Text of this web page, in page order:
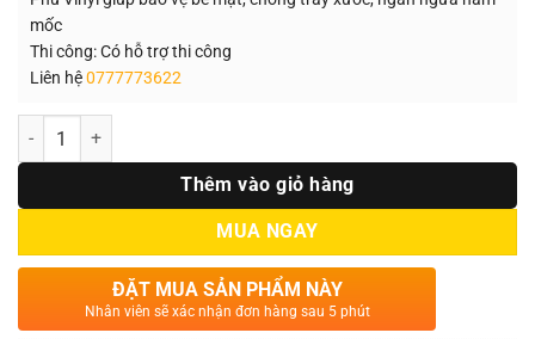
mốc
Thi công: Có hỗ trợ thi công
Liên hệ0777773622
Số lượng
Thêm vào giỏ hàng
MUA NGAY
ĐẶT MUA SẢN PHẨM NÀY
Nhân viên sẽ xác nhận đơn hàng sau 5 phút